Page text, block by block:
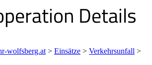
Details
wolfsberg.at > Einsätze > Verkehrsunfall >